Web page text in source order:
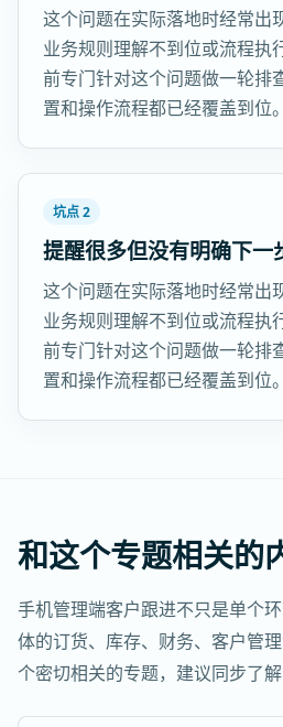
这个问题在实际落地时经常出
业务规则理解不到位或流程执
前专门针对这个问题做一轮排
置和操作流程都已经覆盖到位。
坑点 2
提醒很多但没有明确下一
这个问题在实际落地时经常出
业务规则理解不到位或流程执
前专门针对这个问题做一轮排
置和操作流程都已经覆盖到位。
和这个专题相关的
手机管理端客户跟进不只是单个
体的订货、库存、财务、客户管
个密切相关的专题，建议同步了